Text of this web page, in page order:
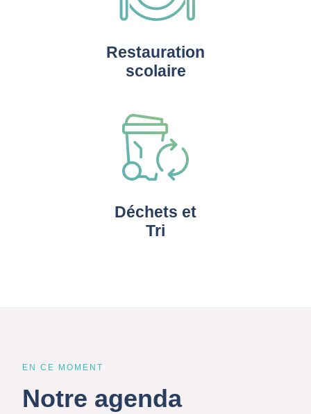
Restauration
scolaire
Déchets et
Tri
EN CE MOMENT
Notre agenda